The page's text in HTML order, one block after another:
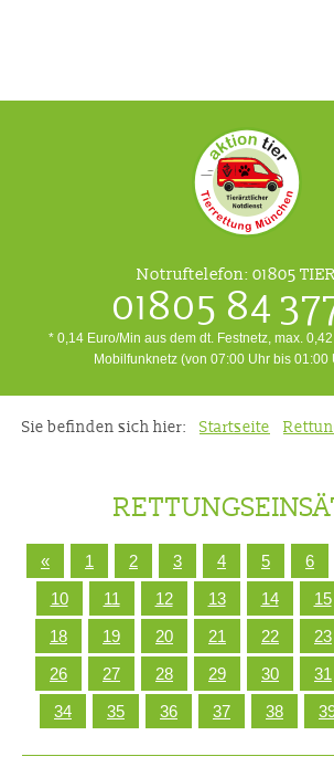
Notruftelefon: 01805
01805 84
* 0,14 Euro/Min aus dem dt. Festnetz, max.
Mobilfunknetz (von 07:00 Uhr bis 01:00
Sie befinden sich hier: Startseite
« 1 2 3 4 5 6
10
11 12 13 14 15
18
19 20 21 22 23
26
27 28 29 30 31
34
35 36 37 38